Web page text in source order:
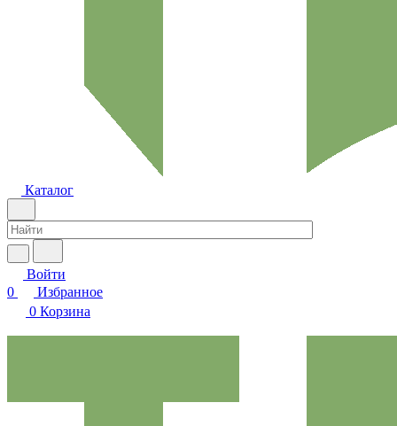
Каталог
Войти
0
Избранное
0 Корзина